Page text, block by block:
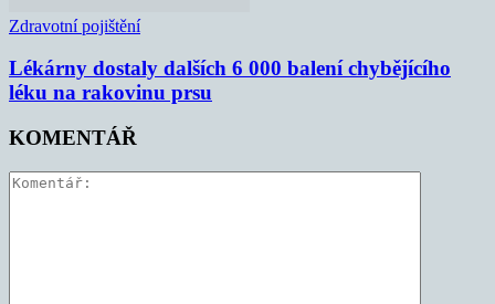
Zdravotní pojištění
Lékárny dostaly dalších 6 000 balení chybějícího
léku na rakovinu prsu
KOMENTÁŘ